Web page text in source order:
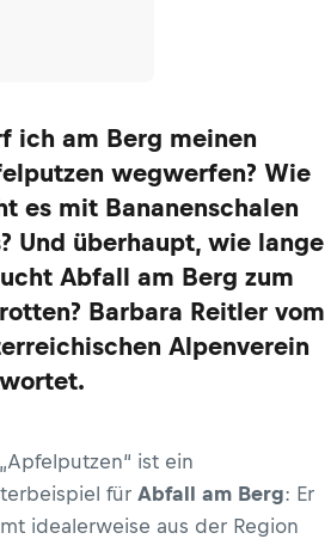
ich am Berg meinen
wegwerfen? Wie
es mit Bananenschalen
Und überhaupt, wie lange
Abfall am Berg zum
Barbara Reitler vom
Alpenverein
ist ein
für Abfall am Berg: Er
idealerweise aus der Region